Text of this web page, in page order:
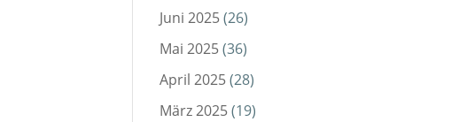
Juni 2025(26)
Mai 2025(36)
April 2025(28)
März 2025(19)